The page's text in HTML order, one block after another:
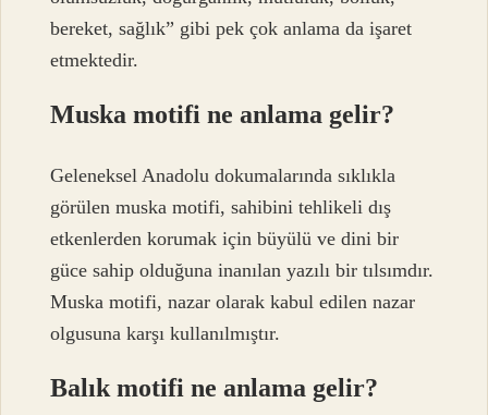
bereket, sağlık” gibi pek çok anlama da işaret
etmektedir.
Muska motifi ne anlama gelir?
Geleneksel Anadolu dokumalarında sıklıkla
görülen muska motifi, sahibini tehlikeli dış
etkenlerden korumak için büyülü ve dini bir
güce sahip olduğuna inanılan yazılı bir tılsımdır.
Muska motifi, nazar olarak kabul edilen nazar
olgusuna karşı kullanılmıştır.
Balık motifi ne anlama gelir?